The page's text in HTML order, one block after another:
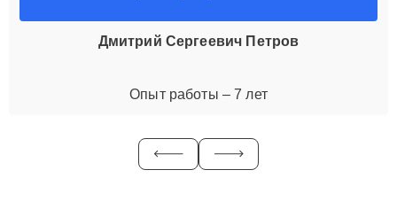
Дмитрий Сергеевич Петров
Опыт работы – 7 лет